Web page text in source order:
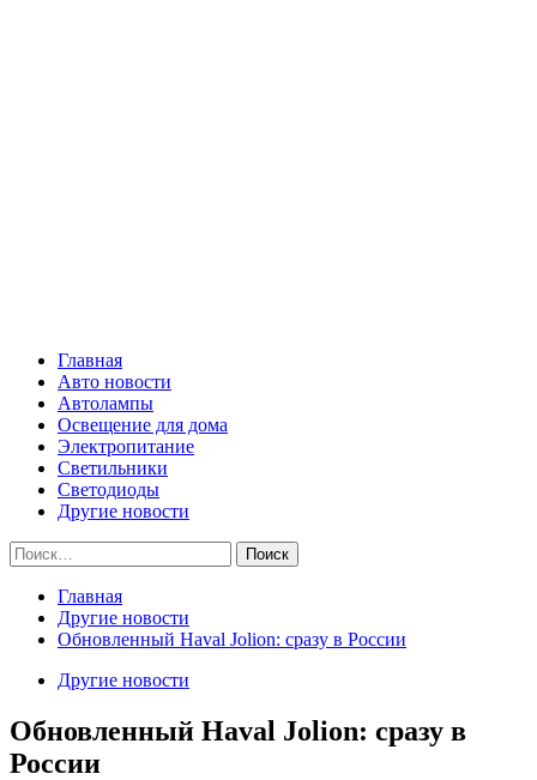
Главная
Авто новости
Автолампы
Освещение для дома
Электропитание
Светильники
Светодиоды
Другие новости
Найти:
Главная
Другие новости
Обновленный Haval Jolion: сразу в России
Другие новости
Обновленный Haval Jolion: сразу в
России